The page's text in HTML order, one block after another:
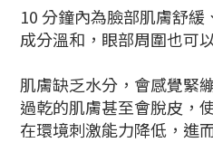
10 分鐘內為臉部肌膚舒緩
成分溫和，眼部周圍也可
肌膚缺乏水分，會感覺緊
過乾的肌膚甚至會脫皮，
在環境刺激能力降低，進